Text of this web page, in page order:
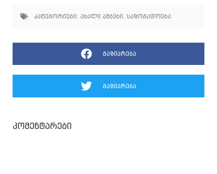
კატეგორიები: ახალი ამბები , საზოგადოება
გაზიარება
გაზიარება
კომენტარები